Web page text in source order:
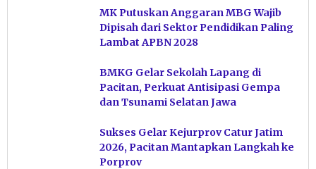
MK Putuskan Anggaran MBG Wajib
Dipisah dari Sektor Pendidikan Paling
Lambat APBN 2028
BMKG Gelar Sekolah Lapang di
Pacitan, Perkuat Antisipasi Gempa
dan Tsunami Selatan Jawa
Sukses Gelar Kejurprov Catur Jatim
2026, Pacitan Mantapkan Langkah ke
Porprov